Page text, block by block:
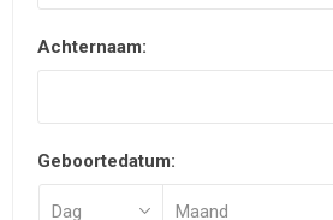
Achternaam:
Geboortedatum: